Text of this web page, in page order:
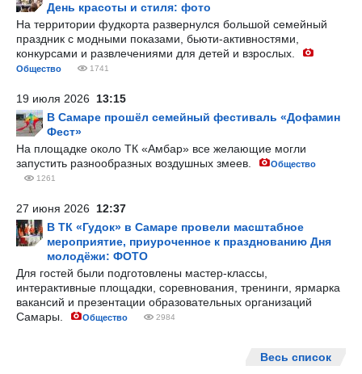
День красоты и стиля: фото
На территории фудкорта развернулся большой семейный
праздник с модными показами, бьюти-активностями,
конкурсами и развлечениями для детей и взрослых.
Общество 1741
19 июля 2026 13:15
В Самаре прошёл семейный фестиваль «Дофамин
Фест»
На площадке около ТК «Амбар» все желающие могли
запустить разнообразных воздушных змеев.
Общество
1261
27 июня 2026 12:37
В ТК «Гудок» в Самаре провели масштабное
мероприятие, приуроченное к празднованию Дня
молодёжи: ФОТО
Для гостей были подготовлены мастер-классы,
интерактивные площадки, соревнования, тренинги, ярмарка
вакансий и презентации образовательных организаций
Самары.
Общество 2984
Весь список